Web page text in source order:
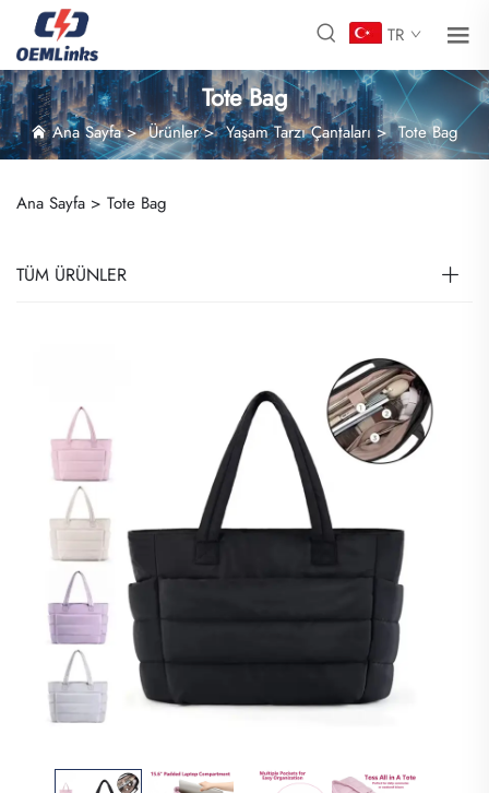
TR
Tote Bag
Ana Sayfa>Ürünler>Yaşam Tarzı Çantaları >Tote Bag
Ana Sayfa > Tote Bag
TÜM ÜRÜNLER